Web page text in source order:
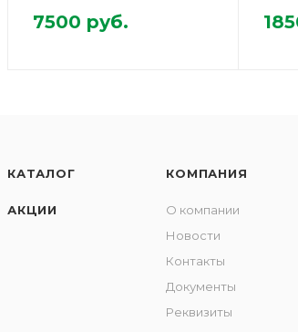
7500 руб.
КАТАЛОГ
АКЦИИ
КОМПАНИЯ
О компании
Новости
Контакты
Документы
Реквизиты